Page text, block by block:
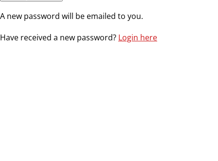
A new password will be emailed to you.
Have received a new password? Login here